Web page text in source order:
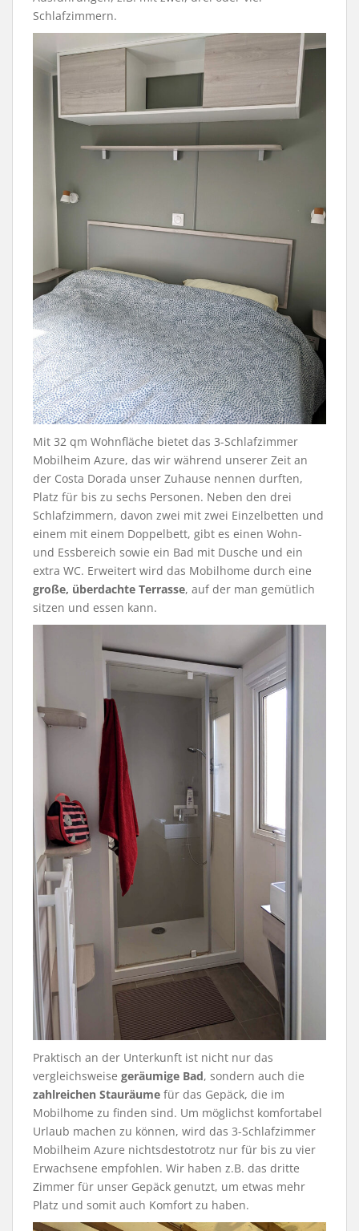
Schlafzimmern.
Mit 32 qm Wohnfläche bietet das 3-Schlafzimmer
Mobilheim Azure, das wir während unserer Zeit an
der Costa Dorada unser Zuhause nennen durften,
Platz für bis zu sechs Personen. Neben den drei
Schlafzimmern, davon zwei mit zwei Einzelbetten und
einem mit einem Doppelbett, gibt es einen Wohn-
und Essbereich sowie ein Bad mit Dusche und ein
extra WC. Erweitert wird das Mobilhome durch eine
große, überdachte Terrasse, auf der man gemütlich
sitzen und essen kann.
Praktisch an der Unterkunft ist nicht nur das
vergleichsweise geräumige Bad, sondern auch die
zahlreichen Stauräume für das Gepäck, die im
Mobilhome zu finden sind. Um möglichst komfortabel
Urlaub machen zu können, wird das 3-Schlafzimmer
Mobilheim Azure nichtsdestotrotz nur für bis zu vier
Erwachsene empfohlen. Wir haben z.B. das dritte
Zimmer für unser Gepäck genutzt, um etwas mehr
Platz und somit auch Komfort zu haben.